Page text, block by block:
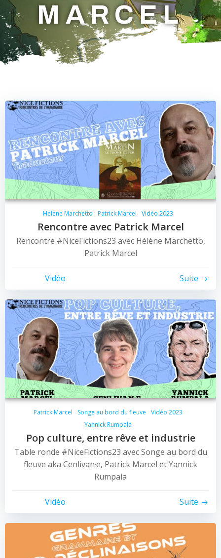
MARCEL
Hélène Marchetto Patrick Marcel Vidéo 2023
Rencontre avec Patrick Marcel
Rencontre #NiceFictions23 avec Hélène Marchetto,
Patrick Marcel
Vidéo Suite
Patrick Marcel Songe au bord du fleuve
Vidéo 2023
Yannick Rumpala
Pop culture, entre rêve et industrie
Table ronde #NiceFictions23 avec Songe au bord du
fleuve aka Cenlivan·e, Patrick Marcel et Yannick
Rumpala
Vidéo Suite